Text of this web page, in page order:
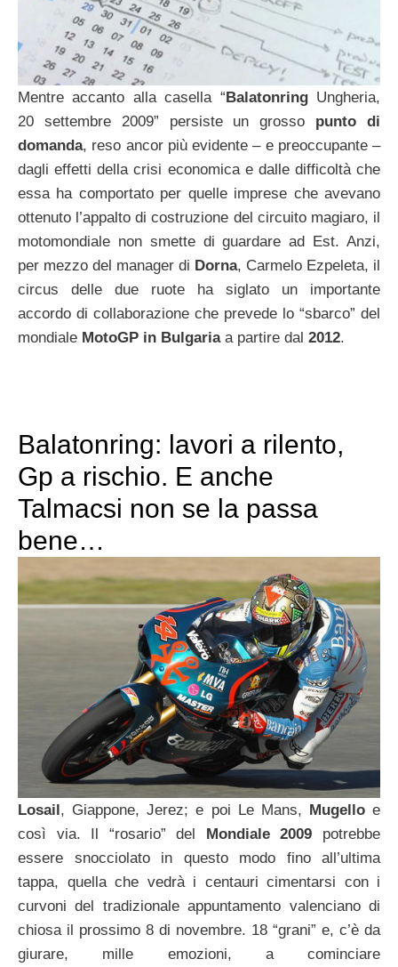
Mentre accanto alla casella “BalatonringUngheria,
20 settembre 2009” persiste un grosso punto di
domanda, reso ancor più evidente – e preoccupante –
dagli effetti della crisi economica e dalle difficoltà che
essa ha comportato per quelle imprese che avevano
ottenuto l’appalto di costruzione del circuito magiaro, il
motomondiale non smette di guardare ad Est. Anzi,
per mezzo del manager di Dorna, Carmelo Ezpeleta, il
circus delle due ruote ha siglato un importante
accordo di collaborazione che prevede lo “sbarco” del
mondiale MotoGP in Bulgariaa partire dal 2012.
Balatonring: lavori a rilento,
Gp a rischio. E anche
Talmacsi non se la passa
bene…
Losail, Giappone, Jerez; e poi Le Mans, Mugelloe
così via. Il “rosario” del Mondiale 2009 potrebbe
essere snocciolato in questo modo fino all’ultima
tappa, quella che vedrà i centauri cimentarsi con i
curvoni del tradizionale appuntamento valenciano di
chiosa il prossimo 8 di novembre. 18 “grani” e, c’è da
giurare, mille emozioni, a cominciare